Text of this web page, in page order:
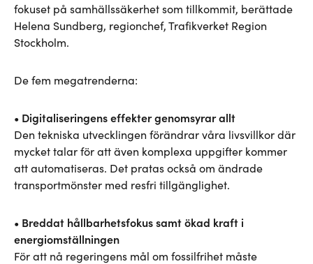
fokuset på samhällssäkerhet som tillkommit, berättade
Helena Sundberg, regionchef, Trafikverket Region
Stockholm.
De fem megatrenderna:
• Digitaliseringens effekter genomsyrar allt
Den tekniska utvecklingen förändrar våra livsvillkor där
mycket talar för att även komplexa uppgifter kommer
att automatiseras. Det pratas också om ändrade
transportmönster med resfri tillgänglighet.
• Breddat hållbarhetsfokus samt ökad kraft i
energiomställningen
För att nå regeringens mål om fossilfrihet måste